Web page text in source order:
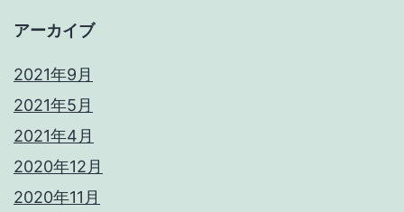
アーカイブ
2021年9月
2021年5月
2021年4月
2020年12月
2020年11月